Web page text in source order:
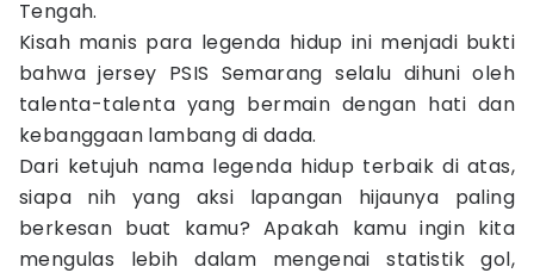
Tengah.
Kisah manis para legenda hidup ini menjadi bukti
bahwa jersey PSIS Semarang selalu dihuni oleh
talenta-talenta yang bermain dengan hati dan
kebanggaan lambang di dada.
Dari ketujuh nama legenda hidup terbaik di atas,
siapa nih yang aksi lapangan hijaunya paling
berkesan buat kamu? Apakah kamu ingin kita
mengulas lebih dalam mengenai statistik gol,